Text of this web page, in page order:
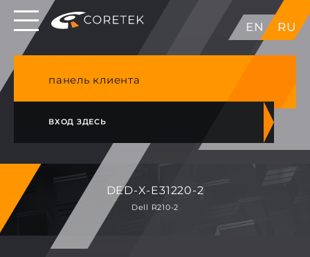
EN RU
Выделенные серверы в ЕС, Японии, ГК, США
NVME VPS & cPanel премиум хостинг в
панель клиента
ВХОД ЗДЕСЬ
DED-X-E31220-2
Dell R210-2